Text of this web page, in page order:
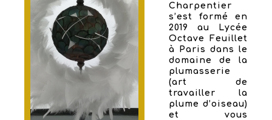
Charpentier
s’est formé en
2019 au Lycée
Octave Feuillet
à Paris dans le
domaine de la
plumasserie
(art de
travailler la
plume d’oiseau)
et vous